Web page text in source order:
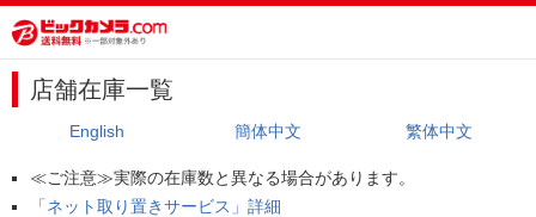
店舗在庫一覧
English 簡体中文 繁体中文
≪ご注意≫実際の在庫数と異なる場合があります。
「ネット取り置きサービス」詳細